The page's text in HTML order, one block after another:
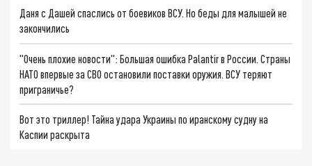
Даня с Дашей спаслись от боевиков ВСУ. Но беды для малышей не
закончились
"Очень плохие новости": Большая ошибка Palantir в России. Страны
НАТО впервые за СВО остановили поставки оружия. ВСУ теряют
приграничье?
Вот это триллер! Тайна удара Украины по иранскому судну на
Каспии раскрыта